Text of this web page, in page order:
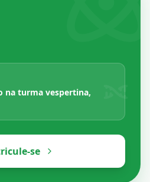
na turma vespertina,
se